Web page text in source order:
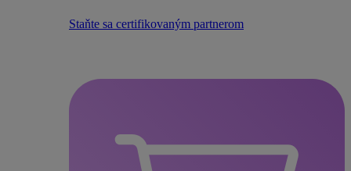
Staňte sa certifikovaným partnerom